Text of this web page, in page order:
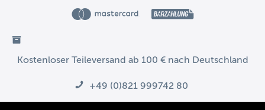
Kostenloser Teileversand ab 100 € nach Deutschland
+49 (0)821 999742 80